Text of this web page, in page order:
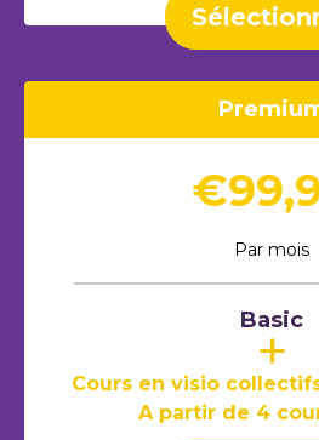
Par mois
Basic
+
Cours en visio
A partir de 4